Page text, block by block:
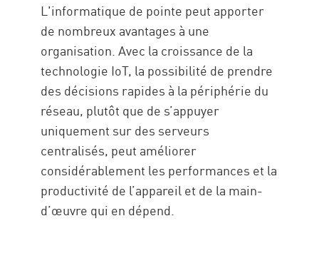
L'informatique de pointe peut apporter
de nombreux avantages à une
organisation. Avec la croissance de la
technologie IoT, la possibilité de prendre
des décisions rapides à la périphérie du
réseau, plutôt que de s’appuyer
uniquement sur des serveurs
centralisés, peut améliorer
considérablement les performances et la
productivité de l’appareil et de la main-
d’œuvre qui en dépend.